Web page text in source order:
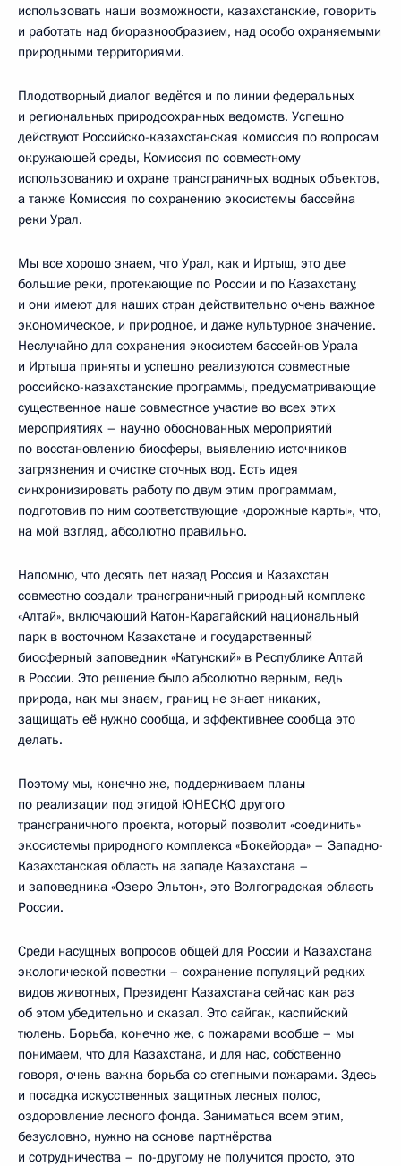
использовать наши возможности, казахстанские, говорить
и работать над биоразнообразием, над особо охраняемыми
природными территориями.
Плодотворный диалог ведётся и по линии федеральных
и региональных природоохранных ведомств. Успешно
действуют Российско-казахстанская комиссия по вопросам
окружающей среды, Комиссия по совместному
использованию и охране трансграничных водных объектов,
а также Комиссия по сохранению экосистемы бассейна
реки Урал.
Мы все хорошо знаем, что Урал, как и Иртыш, это две
большие реки, протекающие по России и по Казахстану,
и они имеют для наших стран действительно очень важное
экономическое, и природное, и даже культурное значение.
Неслучайно для сохранения экосистем бассейнов Урала
и Иртыша приняты и успешно реализуются совместные
российско-казахстанские программы, предусматривающие
существенное наше совместное участие во всех этих
мероприятиях – научно обоснованных мероприятий
по восстановлению биосферы, выявлению источников
загрязнения и очистке сточных вод. Есть идея
синхронизировать работу по двум этим программам,
подготовив по ним соответствующие «дорожные карты», что,
на мой взгляд, абсолютно правильно.
Напомню, что десять лет назад Россия и Казахстан
совместно создали трансграничный природный комплекс
«Алтай», включающий Катон-Карагайский национальный
парк в восточном Казахстане и государственный
биосферный заповедник «Катунский» в Республике Алтай
в России. Это решение было абсолютно верным, ведь
природа, как мы знаем, границ не знает никаких,
защищать её нужно сообща, и эффективнее сообща это
делать.
Поэтому мы, конечно же, поддерживаем планы
по реализации под эгидой ЮНЕСКО другого
трансграничного проекта, который позволит «соединить»
экосистемы природного комплекса «Бокейорда» – Западно-
Казахстанская область на западе Казахстана –
и заповедника «Озеро Эльтон», это Волгоградская область
России.
Среди насущных вопросов общей для России и Казахстана
экологической повестки – сохранение популяций редких
видов животных, Президент Казахстана сейчас как раз
об этом убедительно и сказал. Это сайгак, каспийский
тюлень. Борьба, конечно же, с пожарами вообще – мы
понимаем, что для Казахстана, и для нас, собственно
говоря, очень важна борьба со степными пожарами. Здесь
и посадка искусственных защитных лесных полос,
оздоровление лесного фонда. Заниматься всем этим,
безусловно, нужно на основе партнёрства
и сотрудничества – по-другому не получится просто, это